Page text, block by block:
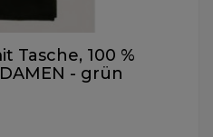
Tasche, 100 %
- grün